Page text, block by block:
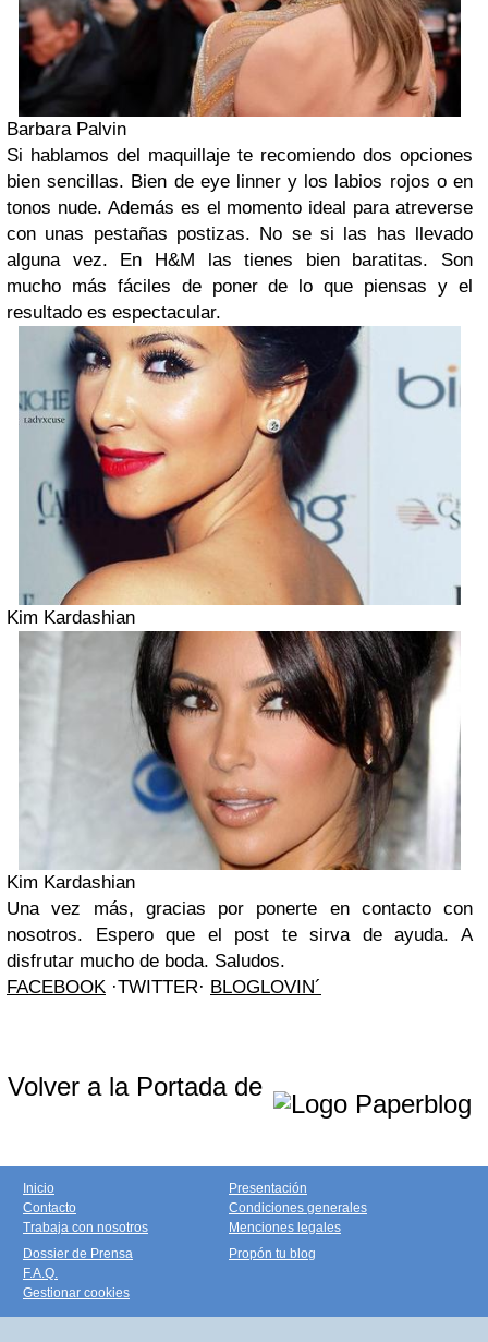
Barbara Palvin
Si hablamos del maquillaje te recomiendo dos opciones
bien sencillas. Bien de eye linner y los labios rojos o en
tonos nude. Además es el momento ideal para atreverse
con unas pestañas postizas. No se si las has llevado
alguna vez. En H&M las tienes bien baratitas. Son
mucho más fáciles de poner de lo que piensas y el
resultado es espectacular.
Kim Kardashian
Kim Kardashian
Una vez más, gracias por ponerte en contacto con
nosotros. Espero que el post te sirva de ayuda. A
disfrutar mucho de boda. Saludos.
FACEBOOK ·TWITTER· BLOGLOVIN´
Volver a la Portada de
Inicio
Contacto
Trabaja con nosotros
Presentación
Condiciones generales
Menciones legales
Dossier de Prensa
F.A.Q.
Gestionar cookies
Propón tu blog